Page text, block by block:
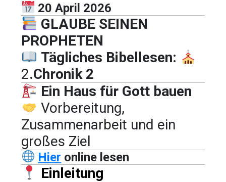
20 April 2026
GLAUBE SEINEN
PROPHETEN
Tägliches Bibellesen:
2.Chronik 2
Ein Haus für Gott bauen
Vorbereitung,
Zusammenarbeit und ein
großes Ziel
Hier online lesen
Einleitung